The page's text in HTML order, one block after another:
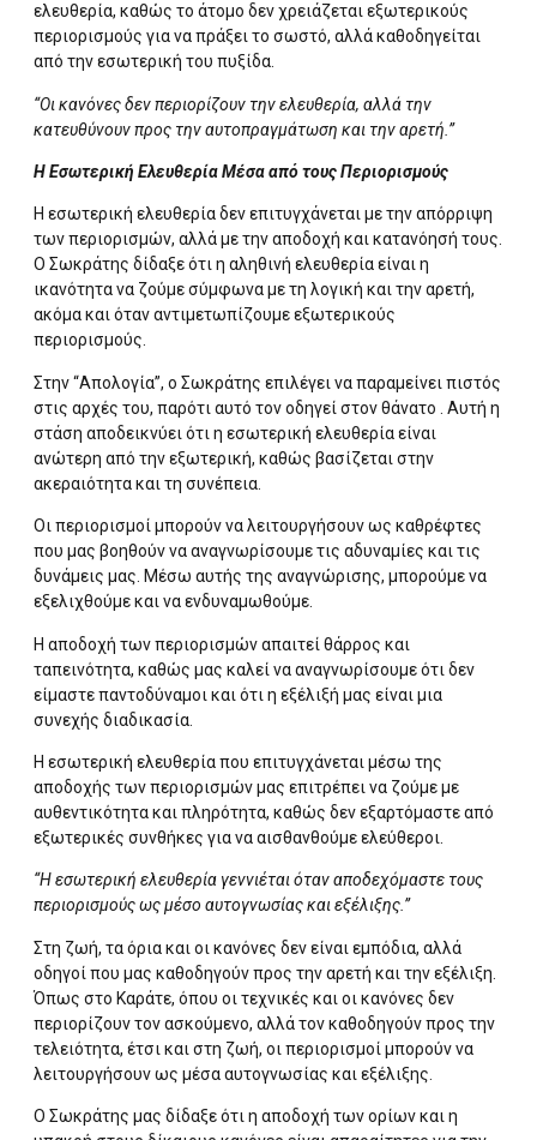
ελευθερία, καθώς το άτομο δεν χρειάζεται εξωτερικούς
περιορισμούς για να πράξει το σωστό, αλλά καθοδηγείται
από την εσωτερική του πυξίδα.
“Οι κανόνες δεν περιορίζουν την ελευθερία, αλλά την
κατευθύνουν προς την αυτοπραγμάτωση και την αρετή.”
Η Εσωτερική Ελευθερία Μέσα από τους Περιορισμούς
Η εσωτερική ελευθερία δεν επιτυγχάνεται με την απόρριψη
των περιορισμών, αλλά με την αποδοχή και κατανόησή τους.
Ο Σωκράτης δίδαξε ότι η αληθινή ελευθερία είναι η
ικανότητα να ζούμε σύμφωνα με τη λογική και την αρετή,
ακόμα και όταν αντιμετωπίζουμε εξωτερικούς
περιορισμούς.
Στην “Απολογία”, ο Σωκράτης επιλέγει να παραμείνει πιστός
στις αρχές του, παρότι αυτό τον οδηγεί στον θάνατο . Αυτή η
στάση αποδεικνύει ότι η εσωτερική ελευθερία είναι
ανώτερη από την εξωτερική, καθώς βασίζεται στην
ακεραιότητα και τη συνέπεια.
Οι περιορισμοί μπορούν να λειτουργήσουν ως καθρέφτες
που μας βοηθούν να αναγνωρίσουμε τις αδυναμίες και τις
δυνάμεις μας. Μέσω αυτής της αναγνώρισης, μπορούμε να
εξελιχθούμε και να ενδυναμωθούμε.
Η αποδοχή των περιορισμών απαιτεί θάρρος και
ταπεινότητα, καθώς μας καλεί να αναγνωρίσουμε ότι δεν
είμαστε παντοδύναμοι και ότι η εξέλιξή μας είναι μια
συνεχής διαδικασία.
Η εσωτερική ελευθερία που επιτυγχάνεται μέσω της
αποδοχής των περιορισμών μας επιτρέπει να ζούμε με
αυθεντικότητα και πληρότητα, καθώς δεν εξαρτόμαστε από
εξωτερικές συνθήκες για να αισθανθούμε ελεύθεροι.
“Η εσωτερική ελευθερία γεννιέται όταν αποδεχόμαστε τους
περιορισμούς ως μέσο αυτογνωσίας και εξέλιξης.”
Στη ζωή, τα όρια και οι κανόνες δεν είναι εμπόδια, αλλά
οδηγοί που μας καθοδηγούν προς την αρετή και την εξέλιξη.
Όπως στο Καράτε, όπου οι τεχνικές και οι κανόνες δεν
περιορίζουν τον ασκούμενο, αλλά τον καθοδηγούν προς την
τελειότητα, έτσι και στη ζωή, οι περιορισμοί μπορούν να
λειτουργήσουν ως μέσα αυτογνωσίας και εξέλιξης.
Ο Σωκράτης μας δίδαξε ότι η αποδοχή των ορίων και η